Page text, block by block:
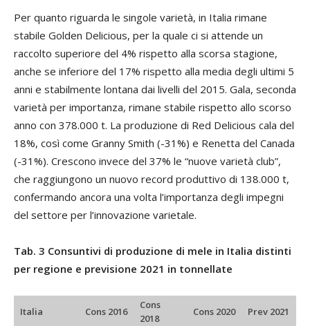
Per quanto riguarda le singole varietà, in Italia rimane
stabile Golden Delicious, per la quale ci si attende un
raccolto superiore del 4% rispetto alla scorsa stagione,
anche se inferiore del 17% rispetto alla media degli ultimi 5
anni e stabilmente lontana dai livelli del 2015. Gala, seconda
varietà per importanza, rimane stabile rispetto allo scorso
anno con 378.000 t. La produzione di Red Delicious cala del
18%, così come Granny Smith (-31%) e Renetta del Canada
(-31%). Crescono invece del 37% le “nuove varietà club”,
che raggiungono un nuovo record produttivo di 138.000 t,
confermando ancora una volta l’importanza degli impegni
del settore per l’innovazione varietale.
Tab. 3 Consuntivi di produzione di mele in Italia distinti
per regione e previsione 2021 in tonnellate
Italia Cons 2016
Cons
2018
Cons 2020 Prev 2021